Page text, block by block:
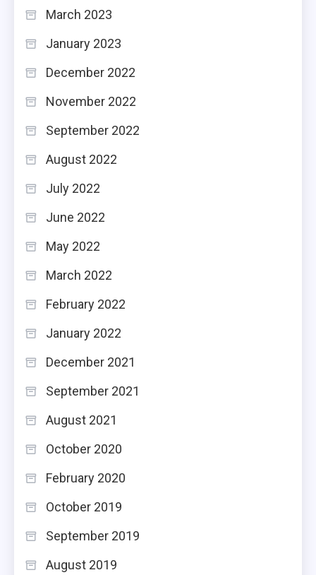
March 2023
January 2023
December 2022
November 2022
September 2022
August 2022
July 2022
June 2022
May 2022
March 2022
February 2022
January 2022
December 2021
September 2021
August 2021
October 2020
February 2020
October 2019
September 2019
August 2019